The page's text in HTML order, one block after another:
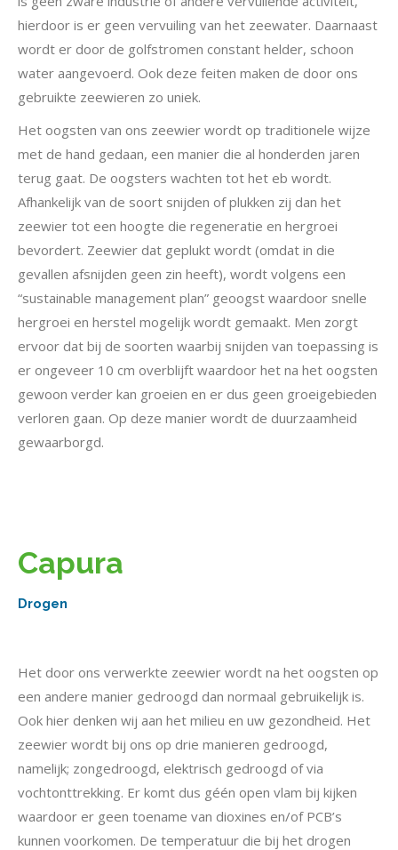
hierdoor is er geen vervuiling van het zeewater. Daarnaast
wordt er door de golfstromen constant helder, schoon
water aangevoerd. Ook deze feiten maken de door ons
gebruikte zeewieren zo uniek.
Het oogsten van ons zeewier wordt op traditionele wijze
met de hand gedaan, een manier die al honderden jaren
terug gaat. De oogsters wachten tot het eb wordt.
Afhankelijk van de soort snijden of plukken zij dan het
zeewier tot een hoogte die regeneratie en hergroei
bevordert. Zeewier dat geplukt wordt (omdat in die
gevallen afsnijden geen zin heeft), wordt volgens een
“sustainable management plan” geoogst waardoor snelle
hergroei en herstel mogelijk wordt gemaakt. Men zorgt
ervoor dat bij de soorten waarbij snijden van toepassing is
er ongeveer 10 cm overblijft waardoor het na het oogsten
gewoon verder kan groeien en er dus geen groeigebieden
verloren gaan. Op deze manier wordt de duurzaamheid
gewaarborgd.
Capura
Drogen
Het door ons verwerkte zeewier wordt na het oogsten op
een andere manier gedroogd dan normaal gebruikelijk is.
Ook hier denken wij aan het milieu en uw gezondheid. Het
zeewier wordt bij ons op drie manieren gedroogd,
namelijk; zongedroogd, elektrisch gedroogd of via
vochtonttrekking. Er komt dus géén open vlam bij kijken
waardoor er geen toename van dioxines en/of PCB’s
kunnen voorkomen. De temperatuur die bij het drogen